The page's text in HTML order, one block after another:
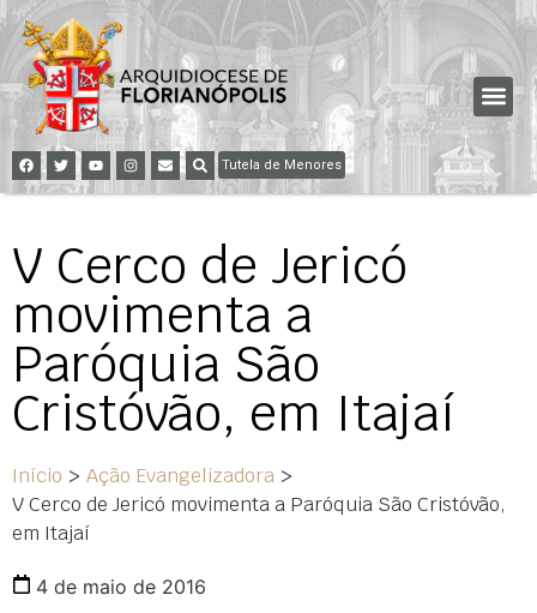
Tutela de Menores
V Cerco de Jericó
movimenta a
Paróquia São
Cristóvão, em Itajaí
Início > Ação Evangelizadora >
V Cerco de Jericó movimenta a Paróquia São Cristóvão,
em Itajaí
4 de maio de 2016